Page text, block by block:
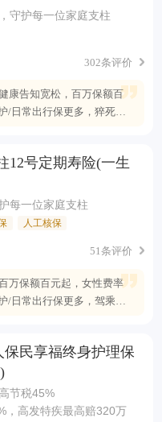
守护每一位家庭支柱
302条评价
康告知宽松，百万保额百
/日常出行保更多，猝死可
12号定期寿险(一生
每一位家庭支柱
人工核保
51条评价
万保额百元起，女性费率
/日常出行保更多，驾乘自
民享福终身护理保
节税45%
，高发特疾最高赔320万